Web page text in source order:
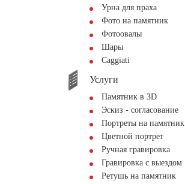
Урна для праха
Фото на памятник
Фотоовалы
Шары
Сaggiati
Услуги
Памятник в 3D
Эскиз - согласование
Портреты на памятник
Цветной портрет
Ручная гравировка
Гравировка с выездом
Ретушь на памятник